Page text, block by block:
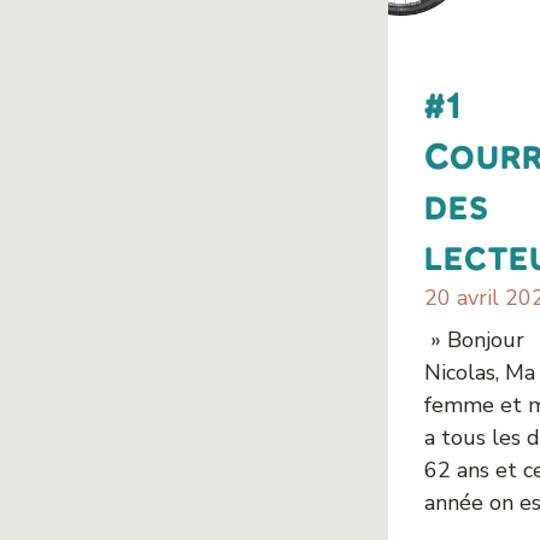
#1
des
20 avril
» Bonjour
Nicolas, Ma
femme et
a tous les
62 ans et
année on